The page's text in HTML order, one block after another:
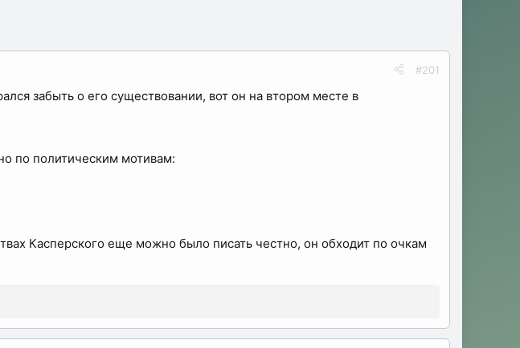
#201
забыть о его существовании, вот он на втором месте в
по политическим мотивам:
Касперского еще можно было писать честно, он обходит по очкам